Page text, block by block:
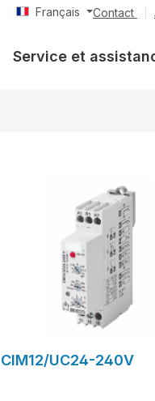
Français Contact
Service et
CIM12/UC24-240V